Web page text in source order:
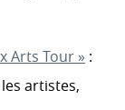
Arts Tour » :
artistes,